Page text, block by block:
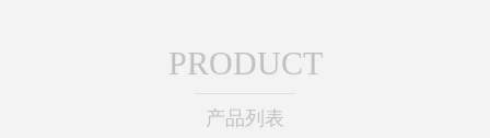
PRODUCT
产品列表